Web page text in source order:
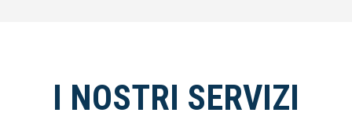
I NOSTRI SERVIZI